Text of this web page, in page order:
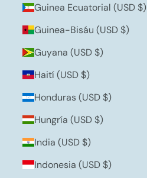
Guinea Ecuatorial (USD $)
Guinea-Bisáu (USD $)
Guyana (USD $)
Haití (USD $)
Honduras (USD $)
Hungría (USD $)
India (USD $)
Indonesia (USD $)